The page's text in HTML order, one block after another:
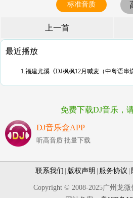
标准音质
上一首
最近播放
1.福建尤溪《DJ枫枫12月喊麦（中粤语串
免费下载DJ音乐，
DJ音乐盒APP
听高音质 批量下载
联系我们 版权声明 服务协议
Copyright © 2008-2025广州龙